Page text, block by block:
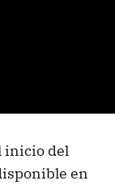
inicio del
en